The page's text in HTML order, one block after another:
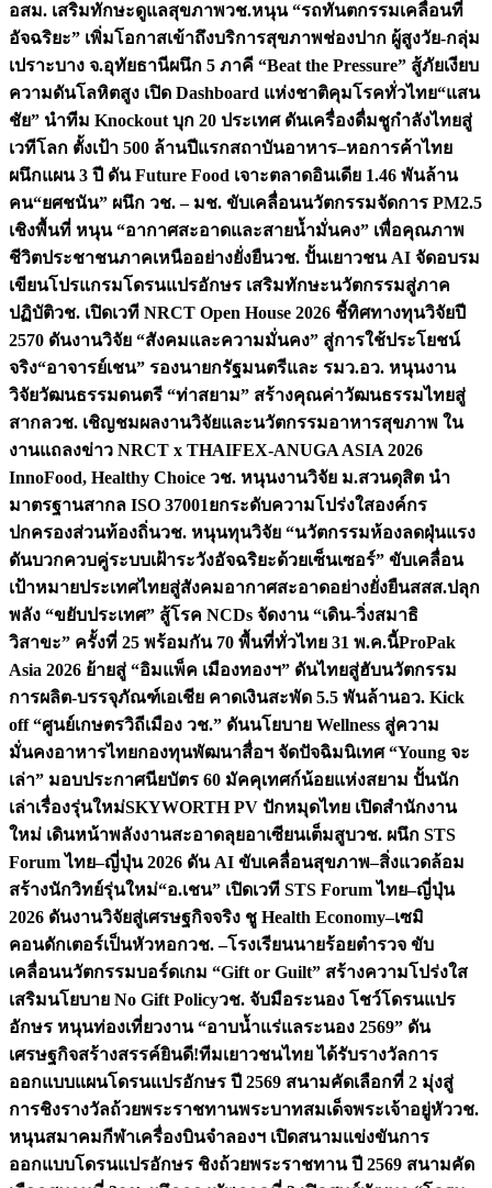
อสม. เสริมทักษะดูแลสุขภาพวช.หนุน “รถทันตกรรมเคลื่อนที่
อัจฉริยะ” เพิ่มโอกาสเข้าถึงบริการสุขภาพช่องปาก ผู้สูงวัย-กลุ่ม
เปราะบาง จ.อุทัยธานีผนึก 5 ภาคี “Beat the Pressure” สู้ภัยเงียบ
ความดันโลหิตสูง เปิด Dashboard แห่งชาติคุมโรคทั่วไทย“แสน
ชัย” นำทีม Knockout บุก 20 ประเทศ ดันเครื่องดื่มชูกำลังไทยสู่
เวทีโลก ตั้งเป้า 500 ล้านปีแรกสถาบันอาหาร–หอการค้าไทย
ผนึกแผน 3 ปี ดัน Future Food เจาะตลาดอินเดีย 1.46 พันล้าน
คน“ยศชนัน” ผนึก วช. – มช. ขับเคลื่อนนวัตกรรมจัดการ PM2.5
เชิงพื้นที่ หนุน “อากาศสะอาดและสายน้ำมั่นคง” เพื่อคุณภาพ
ชีวิตประชาชนภาคเหนืออย่างยั่งยืนวช. ปั้นเยาวชน AI จัดอบรม
เขียนโปรแกรมโดรนแปรอักษร เสริมทักษะนวัตกรรมสู่ภาค
ปฏิบัติวช. เปิดเวที NRCT Open House 2026 ชี้ทิศทางทุนวิจัยปี
2570 ดันงานวิจัย “สังคมและความมั่นคง” สู่การใช้ประโยชน์
จริง“อาจารย์เชน” รองนายกรัฐมนตรีและ รมว.อว. หนุนงาน
วิจัยวัฒนธรรมดนตรี “ท่าสยาม” สร้างคุณค่าวัฒนธรรมไทยสู่
สากลวช. เชิญชมผลงานวิจัยและนวัตกรรมอาหารสุขภาพ ใน
งานแถลงข่าว NRCT x THAIFEX-ANUGA ASIA 2026
InnoFood, Healthy Choice วช. หนุนงานวิจัย ม.สวนดุสิต นำ
มาตรฐานสากล ISO 37001ยกระดับความโปร่งใสองค์กร
ปกครองส่วนท้องถิ่นวช. หนุนทุนวิจัย “นวัตกรรมห้องลดฝุ่นแรง
ดันบวกควบคู่ระบบเฝ้าระวังอัจฉริยะด้วยเซ็นเซอร์” ขับเคลื่อน
เป้าหมายประเทศไทยสู่สังคมอากาศสะอาดอย่างยั่งยืนสสส.ปลุก
พลัง “ขยับประเทศ” สู้โรค NCDs จัดงาน “เดิน-วิ่งสมาธิ
วิสาขะ” ครั้งที่ 25 พร้อมกัน 70 พื้นที่ทั่วไทย 31 พ.ค.นี้ProPak
Asia 2026 ย้ายสู่ “อิมแพ็ค เมืองทองฯ” ดันไทยสู่ฮับนวัตกรรม
การผลิต-บรรจุภัณฑ์เอเชีย คาดเงินสะพัด 5.5 พันล้านอว. Kick
off “ศูนย์เกษตรวิถีเมือง วช.” ดันนโยบาย Wellness สู่ความ
มั่นคงอาหารไทยกองทุนพัฒนาสื่อฯ จัดปัจฉิมนิเทศ “Young จะ
เล่า” มอบประกาศนียบัตร 60 มัคคุเทศก์น้อยแห่งสยาม ปั้นนัก
เล่าเรื่องรุ่นใหม่SKYWORTH PV ปักหมุดไทย เปิดสำนักงาน
ใหม่ เดินหน้าพลังงานสะอาดลุยอาเซียนเต็มสูบวช. ผนึก STS
Forum ไทย–ญี่ปุ่น 2026 ดัน AI ขับเคลื่อนสุขภาพ–สิ่งแวดล้อม
สร้างนักวิทย์รุ่นใหม่“อ.เชน” เปิดเวที STS Forum ไทย–ญี่ปุ่น
2026 ดันงานวิจัยสู่เศรษฐกิจจริง ชู Health Economy–เซมิ
คอนดักเตอร์เป็นหัวหอกวช. –โรงเรียนนายร้อยตำรวจ ขับ
เคลื่อนนวัตกรรมบอร์ดเกม “Gift or Guilt” สร้างความโปร่งใส
เสริมนโยบาย No Gift Policyวช. จับมือระนอง โชว์โดรนแปร
อักษร หนุนท่องเที่ยวงาน “อาบน้ำแร่แลระนอง 2569” ดัน
เศรษฐกิจสร้างสรรค์ยินดี!ทีมเยาวชนไทย ได้รับรางวัลการ
ออกแบบแผนโดรนแปรอักษร ปี 2569 สนามคัดเลือกที่ 2 มุ่งสู่
การชิงรางวัลถ้วยพระราชทานพระบาทสมเด็จพระเจ้าอยู่หัววช.
หนุนสมาคมกีฬาเครื่องบินจำลองฯ เปิดสนามแข่งขันการ
ออกแบบโดรนแปรอักษร ชิงถ้วยพระราชทาน ปี 2569 สนามคัด